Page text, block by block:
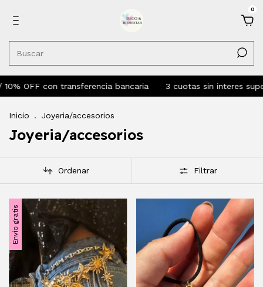
0
transferencia bancaria 3 cuotas sin interes superando
Inicio . Joyeria/accesorios
Joyeria/accesorios
Ordenar Filtrar
Envío gratis